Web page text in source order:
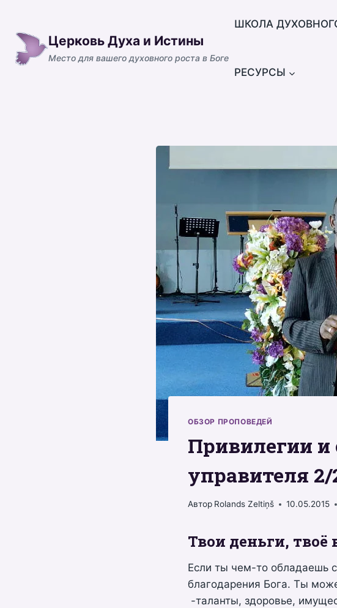
содержимомуЦерковь Духа и Истины
Место для вашего духовного роста в Боге
ШКОЛА
РЕСУРСЫ
ОБЗОР ПРОПОВЕДЕЙ
Привилегии и
управителя 2/
Автор Rolands Zeltiņš 10.05.2015
Твои деньги, твоё
Если ты чем-то обладаешь
благодарения Бога. Ты
-таланты, здоровье,